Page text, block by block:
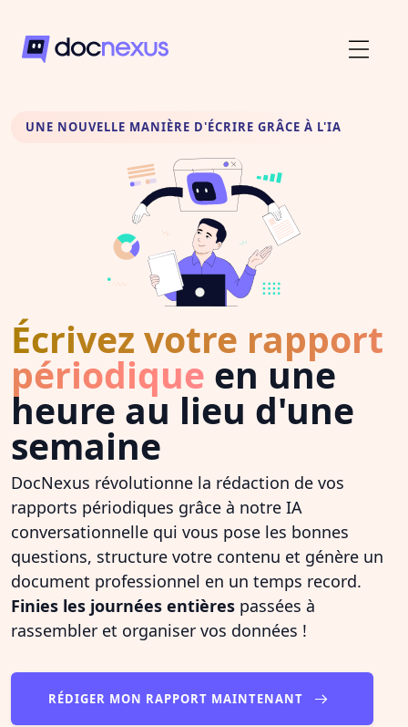
UNE NOUVELLE MANIÈRE D'ÉCRIRE GRÂCE À L'IA
Écrivez votre rapport
périodique en une
heure au lieu d'une
semaine
DocNexus révolutionne la rédaction de vos
rapports périodiques grâce à notre IA
conversationnelle qui vous pose les bonnes
questions, structure votre contenu et génère un
document professionnel en un temps record.
Finies les journées entières passées à
rassembler et organiser vos données !
RÉDIGER MON RAPPORT MAINTENANT